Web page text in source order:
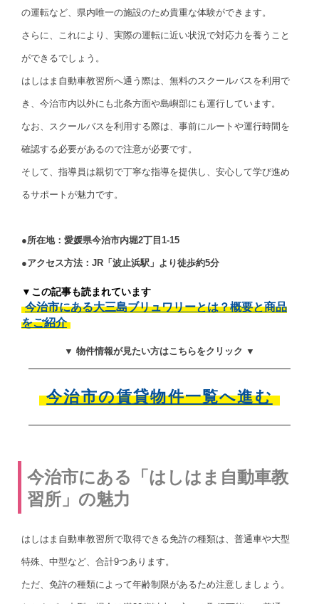
の運転など、県内唯一の施設のため貴重な体験ができます。
さらに、これにより、実際の運転に近い状況で対応力を養うこと
ができるでしょう。
はしはま自動車教習所へ通う際は、無料のスクールバスを利用で
き、今治市内以外にも北条方面や島嶼部にも運行しています。
なお、スクールバスを利用する際は、事前にルートや運行時間を
確認する必要があるので注意が必要です。
そして、指導員は親切で丁寧な指導を提供し、安心して学び進め
るサポートが魅力です。
●所在地：愛媛県今治市内堀2丁目1-15
●アクセス方法：JR「波止浜駅」より徒歩約5分
▼この記事も読まれています
今治市にある大三島ブリュワリーとは？概要と商品
をご紹介
▼ 物件情報が見たい方はこちらをクリック ▼
今治市の賃貸物件一覧へ進む
今治市にある「はしはま自動車教
習所」の魅力
はしはま自動車教習所で取得できる免許の種類は、普通車や大型
特殊、中型など、合計9つあります。
ただ、免許の種類によって年齢制限があるため注意しましょう。